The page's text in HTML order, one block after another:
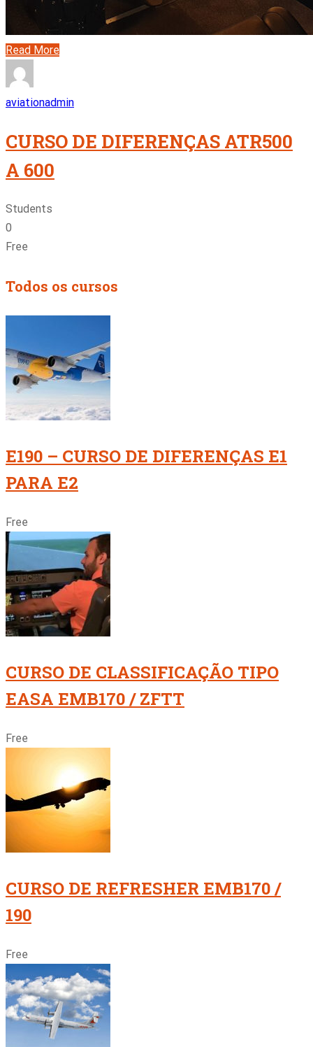
Read More
aviationadmin
CURSO DE DIFERENÇAS ATR500
A 600
Students
0
Free
Todos os cursos
E190 – CURSO DE DIFERENÇAS E1
PARA E2
Free
CURSO DE CLASSIFICAÇÃO TIPO
EASA EMB170 / ZFTT
Free
CURSO DE REFRESHER EMB170 /
190
Free